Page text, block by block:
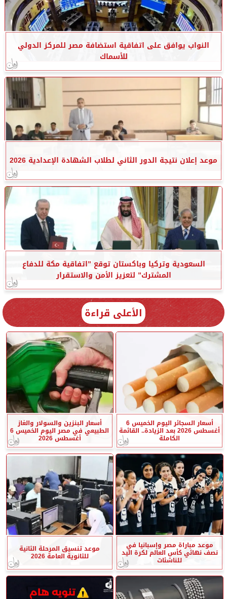
النواب يوافق على اتفاقية استضافة مصر للمركز الدولي
للأسماك
موعد إعلان نتيجة الدور الثاني لطلاب الشهادة الإعدادية 2026
السعودية وتركيا وباكستان توقع ”اتفاقية مكة للدفاع
المشترك” لتعزيز الأمن والاستقرار
الأعلى قراءة
أسعار السجائر اليوم الخميس 6
أغسطس 2026 بعد الزيادة.. القائمة
الكاملة
أسعار البنزين والسولار والغاز
الطبيعي في مصر اليوم الخميس 6
أغسطس 2026
موعد مباراة مصر وإسبانيا في
نصف نهائي كأس العالم لكرة اليد
للناشئات
موعد تنسيق المرحلة الثانية
للثانوية العامة 2026